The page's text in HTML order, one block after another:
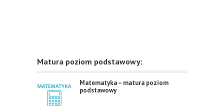
Matura poziom podstawowy:
Matematyka – matura poziom
podstawowy